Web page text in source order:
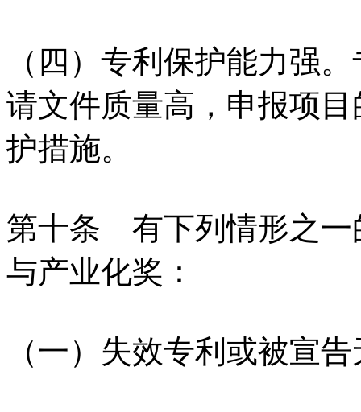
（四）专利保护能力强
请文件质量高，申报项
护措施。
第十条 有下列情形之一
与产业化奖：
（一）失效专利或被宣